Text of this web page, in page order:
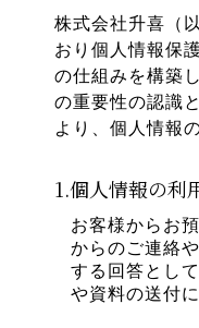
株式会社升喜（
おり個人情報保
の仕組みを構築
の重要性の認識
より、個人情報
1.個人情報の利
お客様からお
からのご連絡
する回答とし
や資料の送付